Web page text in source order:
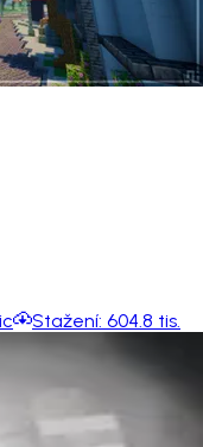
Stažení: 604.8 tis.